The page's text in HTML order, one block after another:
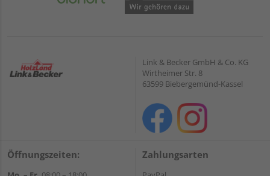
Link & Becker GmbH & Co. KG
Wirtheimer Str. 8
63599 Biebergemünd-Kassel
Öffnungszeiten: Zahlungsarten